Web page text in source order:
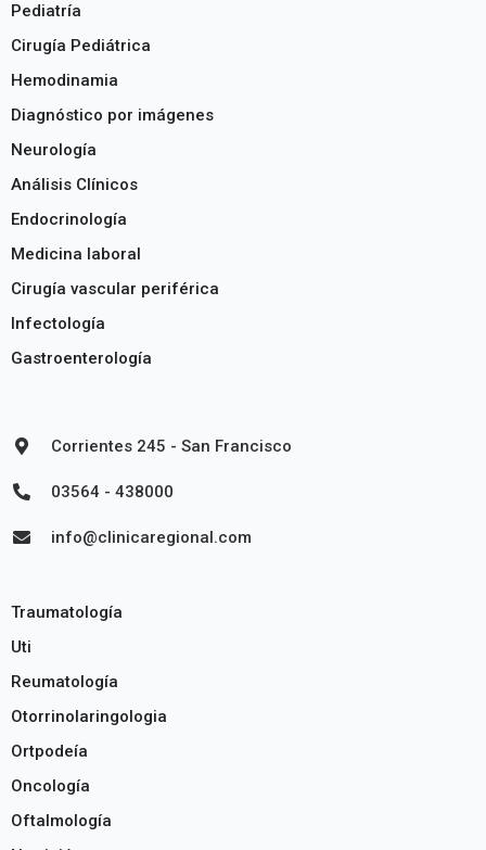
Pediatría
Cirugía Pediátrica
Hemodinamia
Diagnóstico por imágenes
Neurología
Análisis Clínicos
Endocrinología
Medicina laboral
Cirugía vascular periférica
Infectología
Gastroenterología
Corrientes 245 - San Francisco
03564 - 438000
info@clinicaregional.com
Traumatología
Uti
Reumatología
Otorrinolaringologia
Ortpodeía
Oncología
Oftalmología